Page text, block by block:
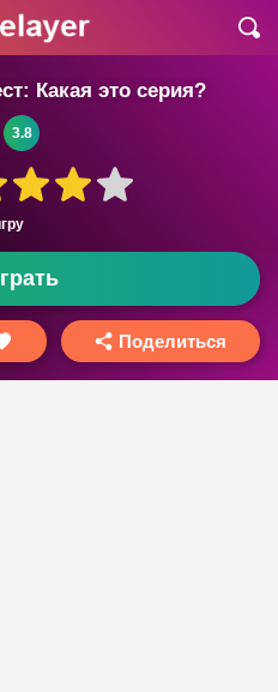
Какая это серия?
3.8
Поделиться